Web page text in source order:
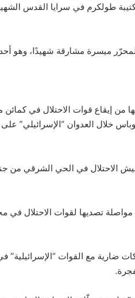
طولكرم في سرايا القدس
ميسرة مشارقة شهيدًا، وهو أحد
إيقاع قوات الاحتلال في كمائن
خلال العدوان “الإسرائيلي”
الاحتلال في الحي الشرقي من
تصديها لقوات الاحتلال في
ضارية مع القوات “الإسرائيلية”